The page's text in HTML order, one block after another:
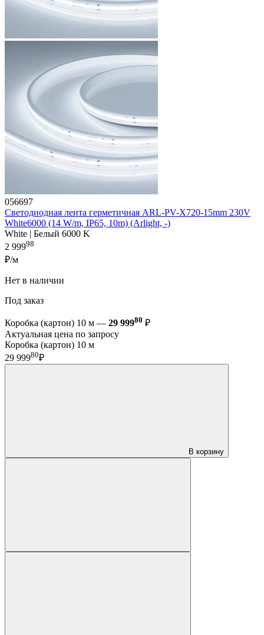
056697
Светодиодная лента герметичная ARL-PV-X720-15mm 230V
White6000 (14 W/m, IP65, 10m) (Arlight, -)
White | Белый 6000 K
2 99998
₽/м
Нет в наличии
Под заказ
Коробка (картон) 10 м — 29 99980 ₽
Актуальная цена по запросу
Коробка (картон) 10 м
29 99980₽
В корзину